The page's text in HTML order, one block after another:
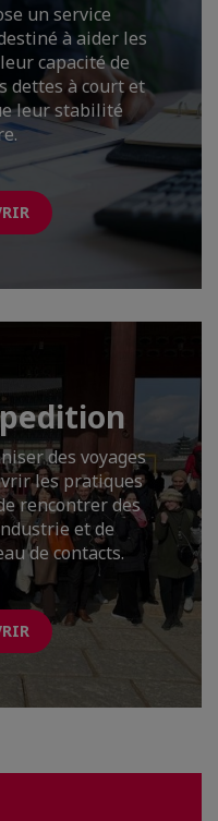
un service
à aider les
capacité de
dettes à court et
leur stabilité
des voyages
les pratiques
rencontrer des
et de
de contacts.